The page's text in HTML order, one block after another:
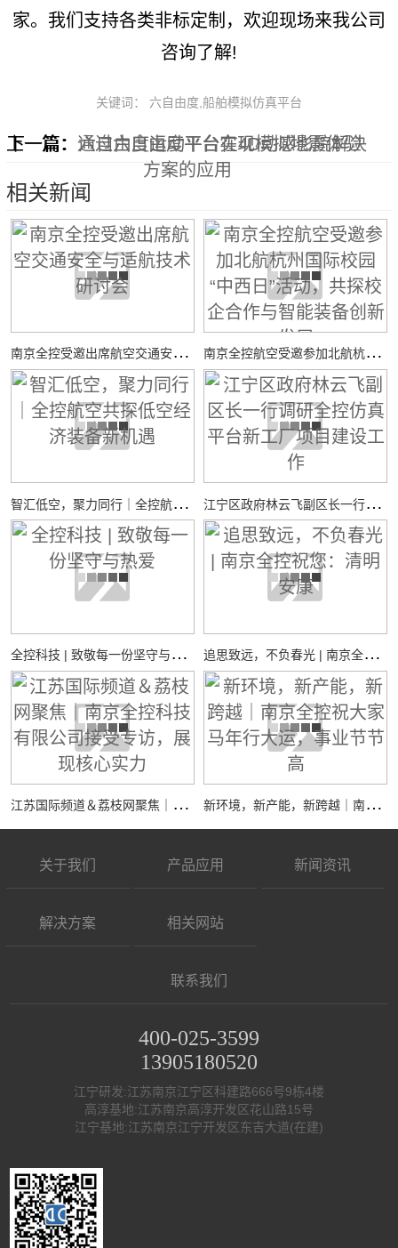
家。我们支持各类非标定制，欢迎现场来我公司
咨询了解!
关键词： 六自由度,船舶模拟仿真平台
上一篇： 通过六自由度平台实现模拟地震体验
下一篇：六自由度运动平台在4D动感影院解决
方案的应用
相关新闻
南
京全控受邀出席航空交通安全与适航技术研讨会 南
京全控航空受邀参加北航杭州国际校园“中西日”活动，共探校企合作与智能装备创新发展
智
汇低空，聚力同行｜全控航空共探低空经济装备新机遇 江
宁区政府林云飞副区长一行调研全控仿真平台新工厂项目建设工作
全
控科技 | 致敬每一份坚守与热爱 追
思致远，不负春光 | 南京全控祝您：清明安康
江
苏国际频道＆荔枝网聚焦｜南京全控科技有限公司接受专访，展现核心实力 新
环境，新产能，新跨越｜南京全控祝大家马年行大运，事业节节高
关于我们 产品应用 新闻资讯
解决方案 相关网站
联系我们
400-025-3599
13905180520
江宁研发:江苏南京江宁区科建路666号9栋4楼
高淳基地:江苏南京高淳开发区花山路15号
江宁基地:江苏南京江宁开发区东吉大道(在建)